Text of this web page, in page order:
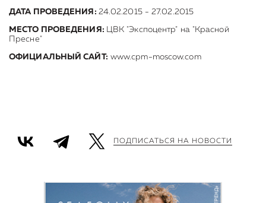
ДАТА ПРОВЕДЕНИЯ: 24.02.2015 - 27.02.2015
МЕСТО ПРОВЕДЕНИЯ: ЦВК "Экспоцентр" на "Красной
Пресне"
ОФИЦИАЛЬНЫЙ САЙТ: www.cpm-moscow.com
ПОДПИСАТЬСЯ НА НОВОСТИ